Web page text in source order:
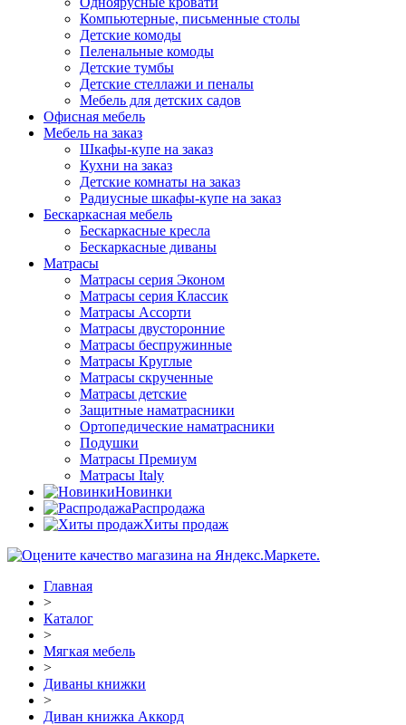
Компьютерные, письменные столы
Детские комоды
Пеленальные комоды
Детские тумбы
Детские стеллажи и пеналы
Мебель для детских садов
Офисная мебель
Мебель на заказ
Шкафы-купе на заказ
Кухни на заказ
Детские комнаты на заказ
Радиусные шкафы-купе на заказ
Бескаркасная мебель
Бескаркасные кресла
Бескаркасные диваны
Матрасы
Матрасы серия Эконом
Матрасы серия Классик
Матрасы Ассорти
Матрасы двусторонние
Матрасы беспружинные
Матрасы Круглые
Матрасы скрученные
Матрасы детские
Защитные наматрасники
Ортопедические наматрасники
Подушки
Матрасы Премиум
Матрасы Italy
Новинки
Распродажа
Хиты продаж
Главная
>
Каталог
>
Мягкая мебель
>
Диваны книжки
>
Диван книжка Аккорд